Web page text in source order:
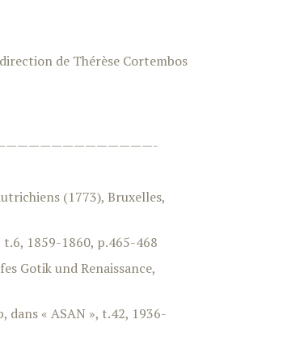
de Thérèse Cortembos
(1773), Bruxelles,
t.6, 1859-1860, p.465-468
Gotik und Renaissance,
dans « ASAN », t.42, 1936-